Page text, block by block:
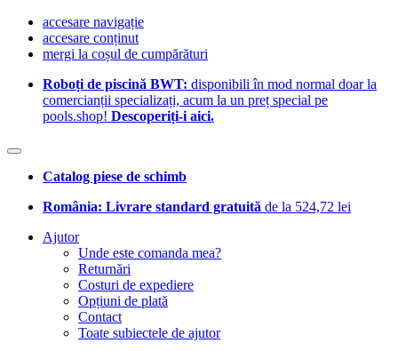
accesare navigație
accesare conținut
mergi la coșul de cumpărături
Roboți de piscină BWT: disponibili în mod normal doar la
comercianții specializați, acum la un preț special pe
pools.shop! Descoperiți-i aici.
Catalog piese de schimb
România: Livrare standard gratuită de la 524,72 lei
Ajutor
Unde este comanda mea?
Returnări
Costuri de expediere
Opțiuni de plată
Contact
Toate subiectele de ajutor